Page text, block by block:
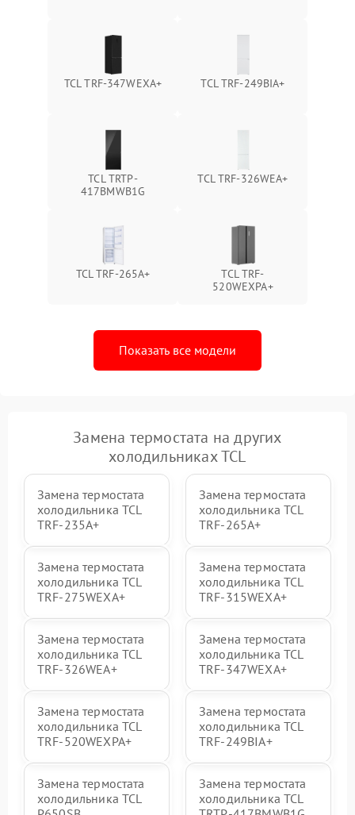
TCL TRF-347WEXA+ TCL TRF-249BIA+
TCL TRTP-
417BMWB1G
TCL TRF-326WEA+
TCL TRF-265A+
TCL TRF-
520WEXPA+
Показать все модели
Замена термостата на других
холодильниках TCL
Замена термостата
холодильника TCL
TRF-235A+
Замена термостата
холодильника TCL
TRF-265A+
Замена термостата
холодильника TCL
TRF-275WEXA+
Замена термостата
холодильника TCL
TRF-315WEXA+
Замена термостата
холодильника TCL
TRF-326WEA+
Замена термостата
холодильника TCL
TRF-347WEXA+
Замена термостата
холодильника TCL
TRF-520WEXPA+
Замена термостата
холодильника TCL
TRF-249BIA+
Замена термостата
холодильника TCL
Замена термостата
холодильника TCL